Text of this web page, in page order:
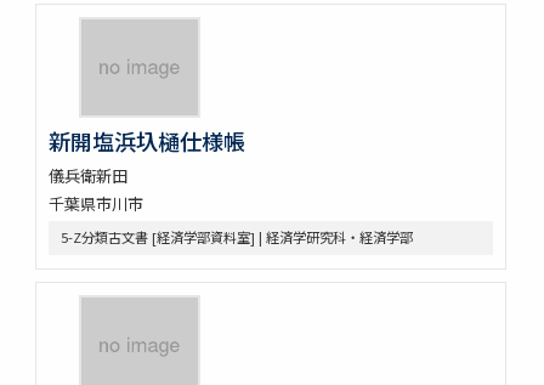
新開塩浜圦樋仕様帳
儀兵衛新田
千葉県市川市
5-Z分類古文書 [経済学部資料室] | 経済学研究科・経済学部